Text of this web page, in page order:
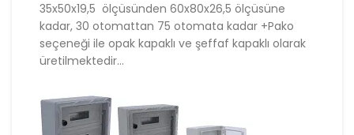
35x50x19,5 ölçüsünden 60x80x26,5 ölçüsüne
kadar, 30 otomattan 75 otomata kadar +Pako
seçeneği ile opak kapaklı ve şeffaf kapaklı olarak
üretilmektedir…